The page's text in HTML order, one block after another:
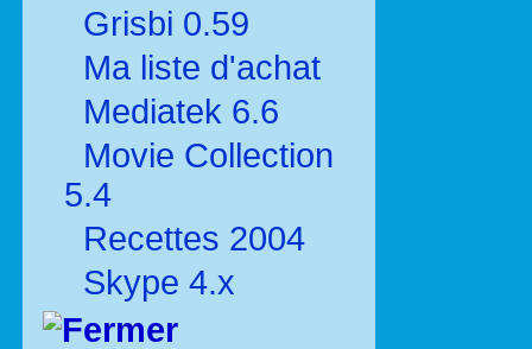
Grisbi 0.59
Ma liste d'achat
Mediatek 6.6
Movie Collection
5.4
Recettes 2004
Skype 4.x